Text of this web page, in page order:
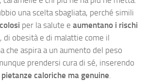
una scelta sbagliata, perché simili
per la salute e aumentano i rischi
, di obesità e di malattie come il
che aspira a un aumento del peso
prendersi cura di sé, inserendo
pietanze caloriche ma genuine.